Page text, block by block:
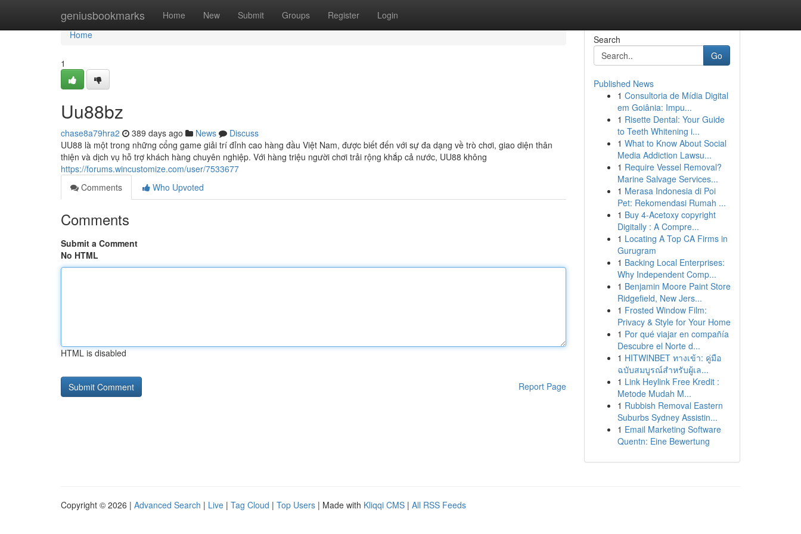
geniusbookmarks Home New Submit Groups Register Login
Home
Home
1
Uu88bz
chase8a79hra2 389 days ago News
Discuss
UU88 là một trong những cổng game giải trí đỉnh cao hàng đầu Việt Nam, được biết đến với sự đa dạng về trò chơi, giao diện thân
thiện và dịch vụ hỗ trợ khách hàng chuyên nghiệp. Với hàng triệu người chơi trải rộng khắp cả nước, UU88 không
https://forums.wincustomize.com/user/7533677
Comments
Who Upvoted
Comments
Submit a Comment
No HTML
HTML is disabled
Report Page
Search
Go
Published News
1 Consultoria de Mídia Digital
em Goiânia: Impu...
1 Risette Dental: Your Guide
to Teeth Whitening i...
1 What to Know About Social
Media Addiction Lawsu...
1 Require Vessel Removal?
Marine Salvage Services...
1 Merasa Indonesia di Poi
Pet: Rekomendasi Rumah ...
1 Buy 4-Acetoxy copyright
Digitally : A Compre...
1 Locating A Top CA Firms in
Gurugram
1 Backing Local Enterprises:
Why Independent Comp...
1 Benjamin Moore Paint Store
Ridgefield, New Jers...
1 Frosted Window Film:
Privacy & Style for Your Home
1 Por qué viajar en compañía
Descubre el Norte d...
1 HITWINBET ทางเข้า: คู่มือ
ฉบับสมบูรณ์สำหรับผู้เล...
1 Link Heylink Free Kredit :
Metode Mudah M...
1 Rubbish Removal Eastern
Suburbs Sydney Assistin...
1 Email Marketing Software
Quentn: Eine Bewertung
Copyright © 2026 | Advanced Search | Live | Tag Cloud | Top Users | Made with Kliqqi CMS | All RSS Feeds